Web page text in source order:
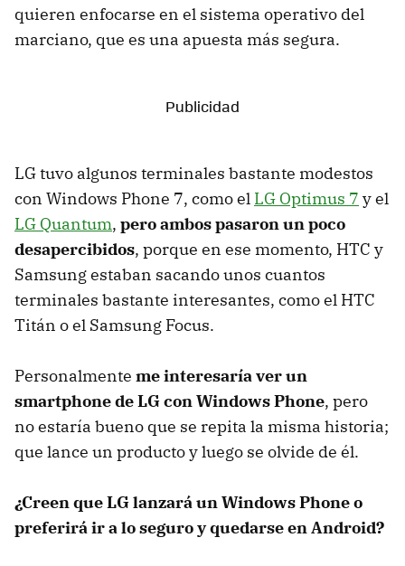
quieren enfocarse en el sistema operativo del
marciano, que es una apuesta más segura.
LG tuvo algunos terminales bastante modestos
con Windows Phone 7, como el LG Optimus 7 y el
LG Quantum, pero ambos pasaron un poco
desapercibidos, porque en ese momento, HTC y
Samsung estaban sacando unos cuantos
terminales bastante interesantes, como el HTC
Titán o el Samsung Focus.
Personalmente me interesaría ver un
smartphone de LG con Windows Phone, pero
no estaría bueno que se repita la misma historia;
que lance un producto y luego se olvide de él.
¿Creen que LG lanzará un Windows Phone o
preferirá ir a lo seguro y quedarse en Android?